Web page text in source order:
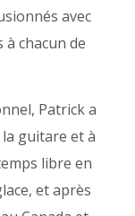
avec
chacun de
Patrick a
guitare et à
libre en
et après